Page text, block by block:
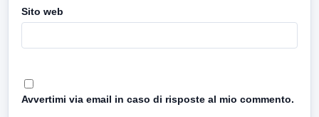
Sito web
Avvertimi via email in caso di risposte al mio commento.